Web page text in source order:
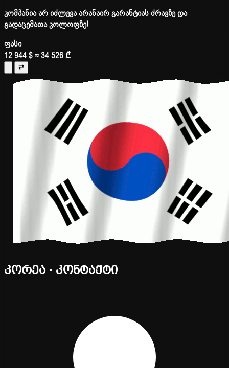
კომპანია არ იძლევა არანაირ გარანტიას ძრავზე და
გადაცემათა კოლოფზე!
ფასი
12 944 $≈ 34 526 ₾
⇄
კორეა · კონტაქტი